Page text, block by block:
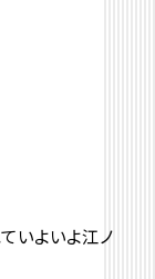
いよいよ江ノ